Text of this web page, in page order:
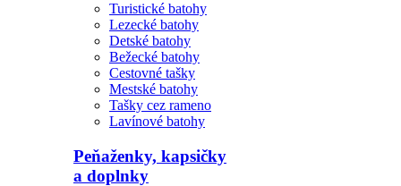
Turistické batohy
Lezecké batohy
Detské batohy
Bežecké batohy
Cestovné tašky
Mestské batohy
Tašky cez rameno
Lavínové batohy
Peňaženky, kapsičky
a doplnky